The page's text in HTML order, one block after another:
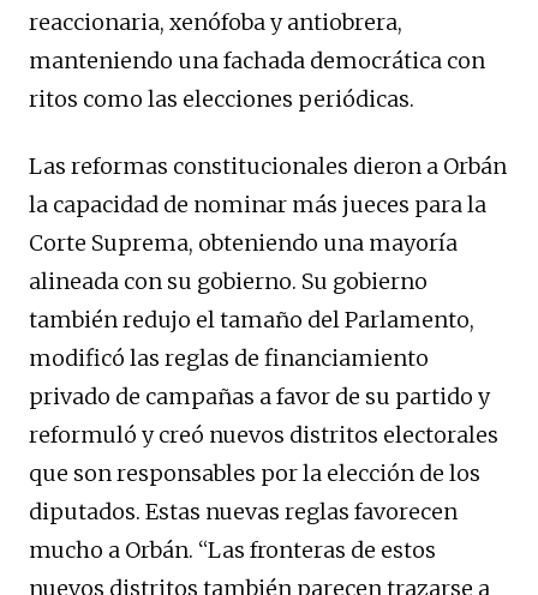
reaccionaria, xenófoba y antiobrera,
manteniendo una fachada democrática con
ritos como las elecciones periódicas.
Las reformas constitucionales dieron a Orbán
la capacidad de nominar más jueces para la
Corte Suprema, obteniendo una mayoría
alineada con su gobierno. Su gobierno
también redujo el tamaño del Parlamento,
modificó las reglas de financiamiento
privado de campañas a favor de su partido y
reformuló y creó nuevos distritos electorales
que son responsables por la elección de los
diputados. Estas nuevas reglas favorecen
mucho a Orbán. “Las fronteras de estos
nuevos distritos también parecen trazarse a